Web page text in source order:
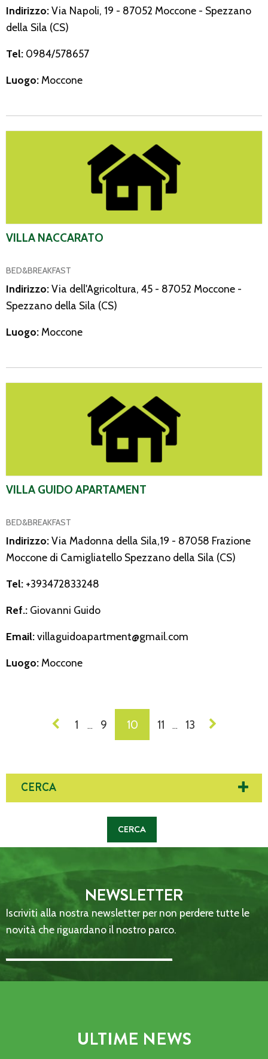
Indirizzo:Via Napoli, 19 - 87052 Moccone - Spezzano
della Sila (CS)
Tel: 0984/578657
Luogo: Moccone
VILLA NACCARATO
BED&BREAKFAST
Indirizzo:Via dell'Agricoltura, 45 - 87052 Moccone -
Spezzano della Sila (CS)
Luogo: Moccone
VILLA GUIDO APARTAMENT
BED&BREAKFAST
Indirizzo:Via Madonna della Sila,19 - 87058 Frazione
Moccone di Camigliatello Spezzano della Sila (CS)
Tel: +393472833248
Ref.: Giovanni Guido
Email:villaguidoapartment@gmail.com
Luogo: Moccone
NAVIGAZIONE
1 … 9 10 11 … 13
CERCA
NEWSLETTER
Iscriviti alla nostra newsletter per non perdere tutte le
novità che riguardano il nostro parco.
Email Address::: (required)
ULTIME NEWS